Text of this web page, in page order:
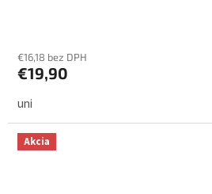
€16,18 bez DPH
€19,90
uni
Akcia